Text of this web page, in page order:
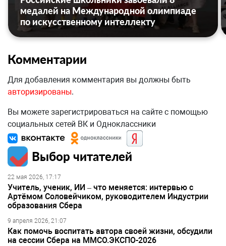
медалей на Международной олимпиаде
по искусственному интеллекту
Комментарии
Для добавления комментария вы должны быть
авторизированы.
Вы можете зарегистрироваться на сайте с помощью
социальных сетей ВК и Одноклассники
Выбор читателей
22 мая 2026, 17:17
Учитель, ученик, ИИ – что меняется: интервью с
Артёмом Соловейчиком, руководителем Индустрии
образования Сбера
9 апреля 2026, 21:07
Как помочь воспитать автора своей жизни, обсудили
на сессии Сбера на ММСО.ЭКСПО-2026